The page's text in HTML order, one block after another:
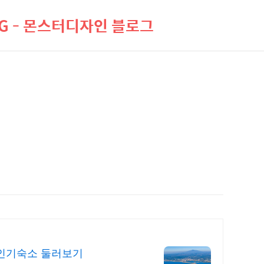
몬스터디자인 블로그
기숙소 둘러보기